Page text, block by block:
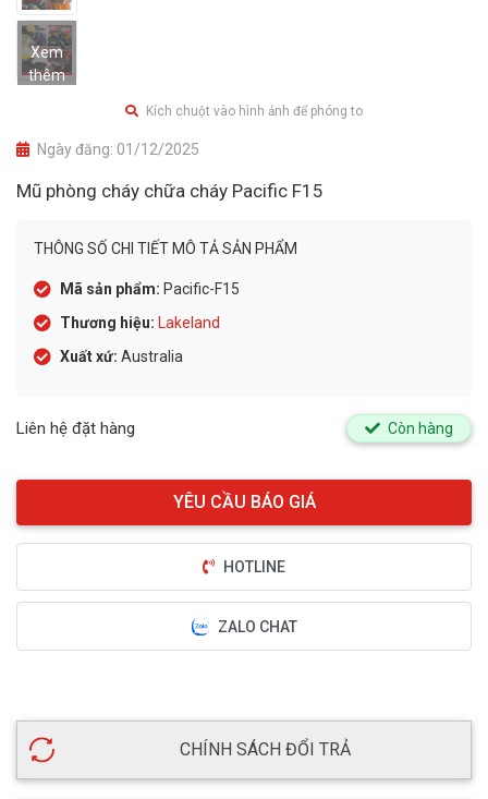
Xem
thêm
Kích chuột vào hình ảnh để phóng to
Ngày đăng: 01/12/2025
Mũ phòng cháy chữa cháy Pacific F15
THÔNG SỐ CHI TIẾT MÔ TẢ SẢN PHẨM
Mã sản phẩm: Pacific-F15
Thương hiệu: Lakeland
Xuất xứ: Australia
Liên hệ đặt hàng Còn hàng
HOTLINE
ZALO CHAT
CHÍNH SÁCH ĐỔI TRẢ